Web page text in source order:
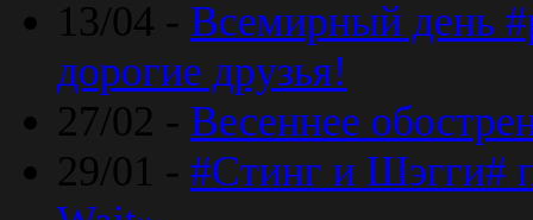
13/04 - Всемирный день
дорогие друзья!
27/02 - Весеннее
29/01 - #Стинг и Шэгги#